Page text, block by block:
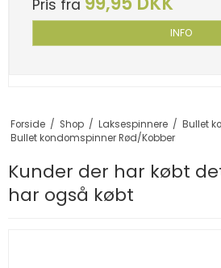
Pris fra
INFO
Forside / Shop / Laksespinnere / Bullet
Bullet kondomspinner Rød/Kobber
Kunder der har købt
har også købt